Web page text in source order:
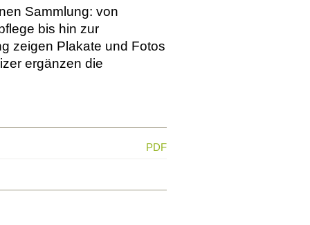
Sammlung: von
bis hin zur
zeigen Plakate und Fotos
ergänzen die
PDF